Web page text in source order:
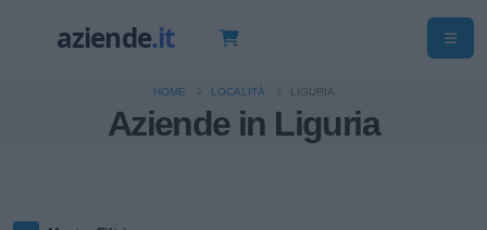
Aziende in Liguria
HOME LOCALITÀ LIGURIA